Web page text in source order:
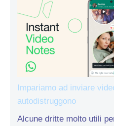
Impariamo ad inviare
autodistruggono
Alcune dritte molto utili